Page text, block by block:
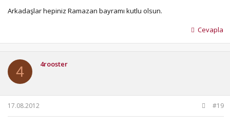
Arkadaşlar hepiniz Ramazan bayramı kutlu olsun.
Cevapla
4 4rooster
17.08.2012 #19